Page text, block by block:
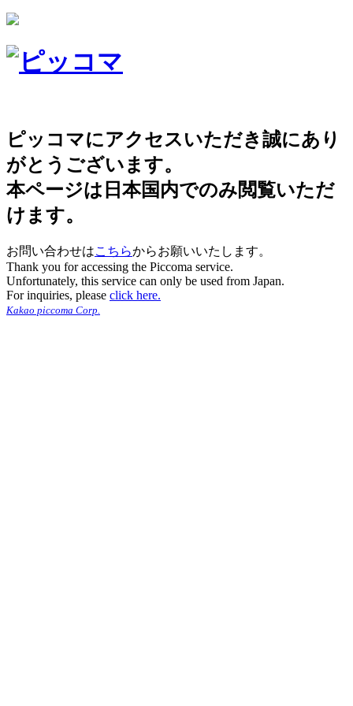
ピッコマにアクセスいただき誠にあり
がとうございます。
本ページは日本国内でのみ閲覧いただ
けます。
お問い合わせはこちらからお願いいたします。
Thank you for accessing the Piccoma service.
Unfortunately, this service can only be used from Japan.
For inquiries, please click here.
Kakao piccoma Corp.